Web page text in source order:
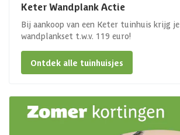
Keter Wandplank Actie
Bij aankoop van een Keter tuinhuis krijg
wandplankset t.w.v. 119 euro!
Ontdek alle tuinhuisjes